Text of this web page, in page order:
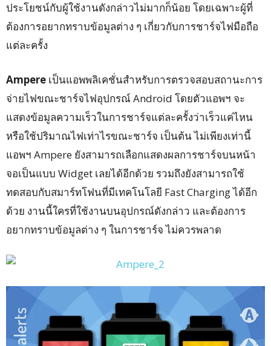
ประโยชน์กับผู้ใช้งานดังกล่าวไม่มากก็น้อย โดยเฉพาะผู้ที่
ต้องการอยากทราบข้อมูลต่าง ๆ เกี่ยวกับการชาร์จไฟมือถือ
แต่ละครั้ง
Ampere เป็นแอพพลิเคชั่นสำหรับการตรวจสอบสถานะการ
จ่ายไฟขณะชาร์จไฟอุปกรณ์ Android โดยตัวแอพฯ จะ
แสดงข้อมูลความเร็วในการชาร์จแต่ละครั้งว่าเร็วแค่ไหน
หรือใช้ปริมาณไฟเท่าไรขณะชาร์จ เป็นต้น ไม่เพียงเท่านี้
แอพฯ Ampere ยังสามารถเลือกแสดงผลการชาร์จบนหน้า
จอเป็นแบบ Widget เลยได้อีกด้วย รวมถึงยังสามารถใช้
ทดสอบกับสมาร์ทโฟนที่มีเทคโนโลยี Fast Charging ได้อีก
ด้วย งานนี้ใครที่ใช้งานบนอุปกรณ์ดังกล่าว และต้องการ
อยากทราบข้อมูลต่าง ๆ ในการชาร์จ ไม่ควรพลาด